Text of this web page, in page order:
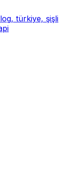
türkiye, şişli